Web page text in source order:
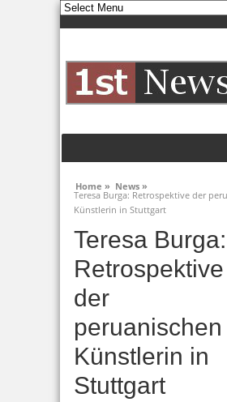
Home » News »
Teresa Burga: Retrospektive der
Künstlerin in Stuttgart
Teresa Burga:
Retrospektive
der
peruanischen
Künstlerin in
Stuttgart